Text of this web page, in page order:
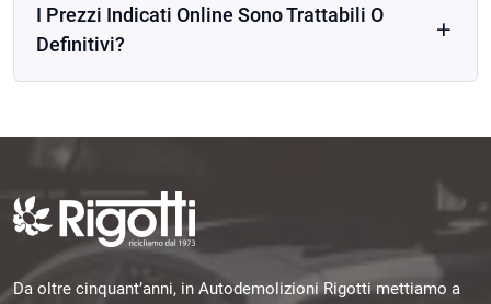
I Prezzi Indicati Online Sono Trattabili O
Definitivi?
Da oltre cinquant’anni, in Autodemolizioni Rigotti mettiamo a